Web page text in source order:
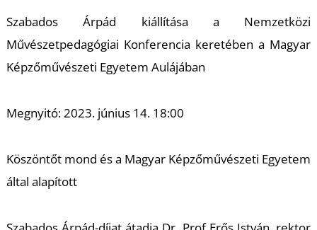
Szabados Árpád kiállítása a Nemzetközi
Művészetpedagógiai Konferencia keretében a Magyar
Képzőművészeti Egyetem Aulájában
Megnyitó: 2023. június 14. 18:00
Köszöntőt mond és a Magyar Képzőművészeti Egyetem
által alapított